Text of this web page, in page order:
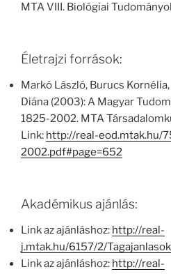
MTA VIII. Biológiai
Életrajzi források:
Markó László, Burucs
Diána (2003): A Magyar
1825-2002. MTA
Link: http://real-eod.mtak.hu/
2002.pdf#page=652
Akadémikus ajánlás:
Link az ajánláshoz: http://real-
j.mtak.hu/6157/2/
Link az ajánláshoz: http://real-